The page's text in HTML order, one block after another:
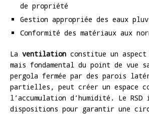
de propriété
Gestion appropriée des eaux
Conformité des matériaux aux
La ventilation constitue un
mais fondamental du point de vue
pergola fermée par des parois
partielles, peut créer un espace
l’accumulation d’humidité. Le RSD
dispositions pour garantir une